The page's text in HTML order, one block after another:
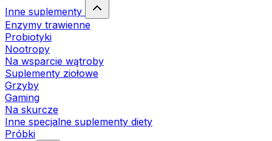
Inne suplementy
Enzymy trawienne
Probiotyki
Nootropy
Na wsparcie wątroby
Suplementy ziołowe
Grzyby
Gaming
Na skurcze
Inne specjalne suplementy diety
Próbki